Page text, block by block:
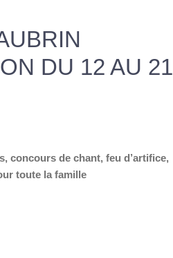
DU 12 AU 21
concours de chant, feu d’artifice,
toute la famille